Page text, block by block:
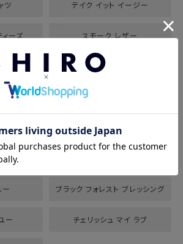
ツ テイク イット イージー
ーズ スモーク レザー
ン ポメグラネイト
ァリット マーベラス スター
インセンス クリア
ー ブラック フォレスト ブレッシング
ー チェリッシュ マイ ラブ